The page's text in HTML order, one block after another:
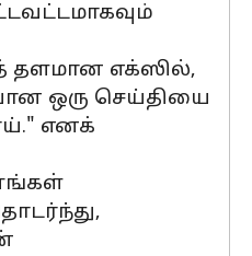
தளமான எக்ஸில்,
ஒரு செய்தியை
எனக்